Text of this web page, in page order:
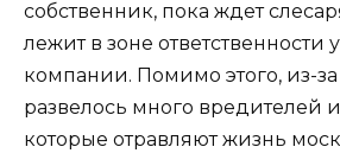
собственник, пока ждет
лежит в зоне
компании. Помимо этого, из-
развелось много вредителей
которые отравляют жизнь